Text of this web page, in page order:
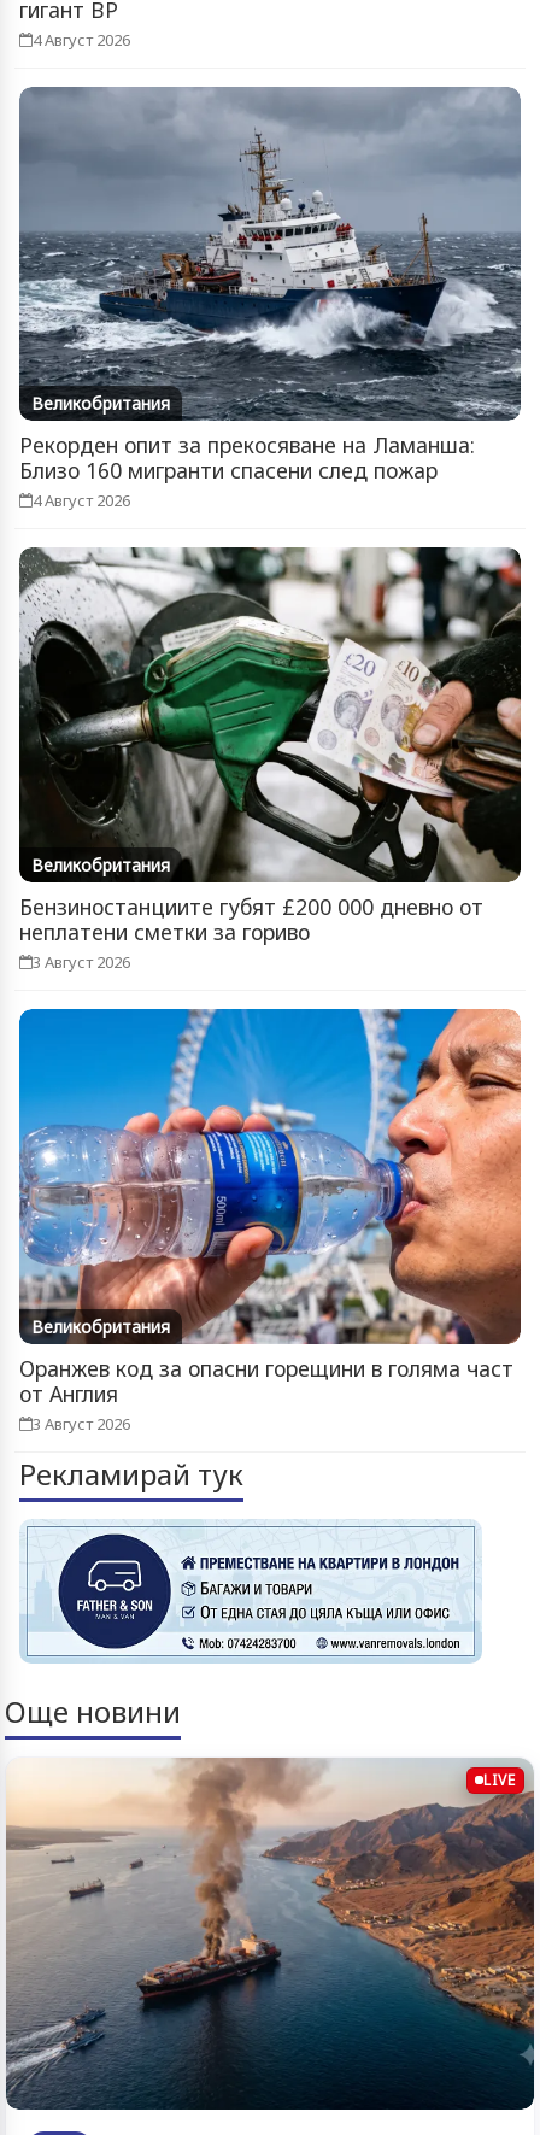
гигант BP
4 Август 2026
Великобритания
Рекорден опит за прекосяване на Ламанша:
Близо 160 мигранти спасени след пожар
4 Август 2026
Великобритания
Бензиностанциите губят £200 000 дневно от
неплатени сметки за гориво
3 Август 2026
Великобритания
Оранжев код за опасни горещини в голяма част
от Англия
3 Август 2026
Рекламирай тук
Още новини
LIVE